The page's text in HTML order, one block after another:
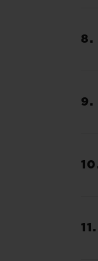
8.
9.